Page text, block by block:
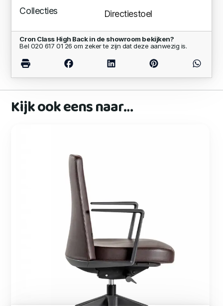
Collecties
Directiestoel
Cron Class High Back in de showroom bekijken?
Bel 020 617 01 26 om zeker te zijn dat deze aanwezig is.
Kijk ook eens naar…